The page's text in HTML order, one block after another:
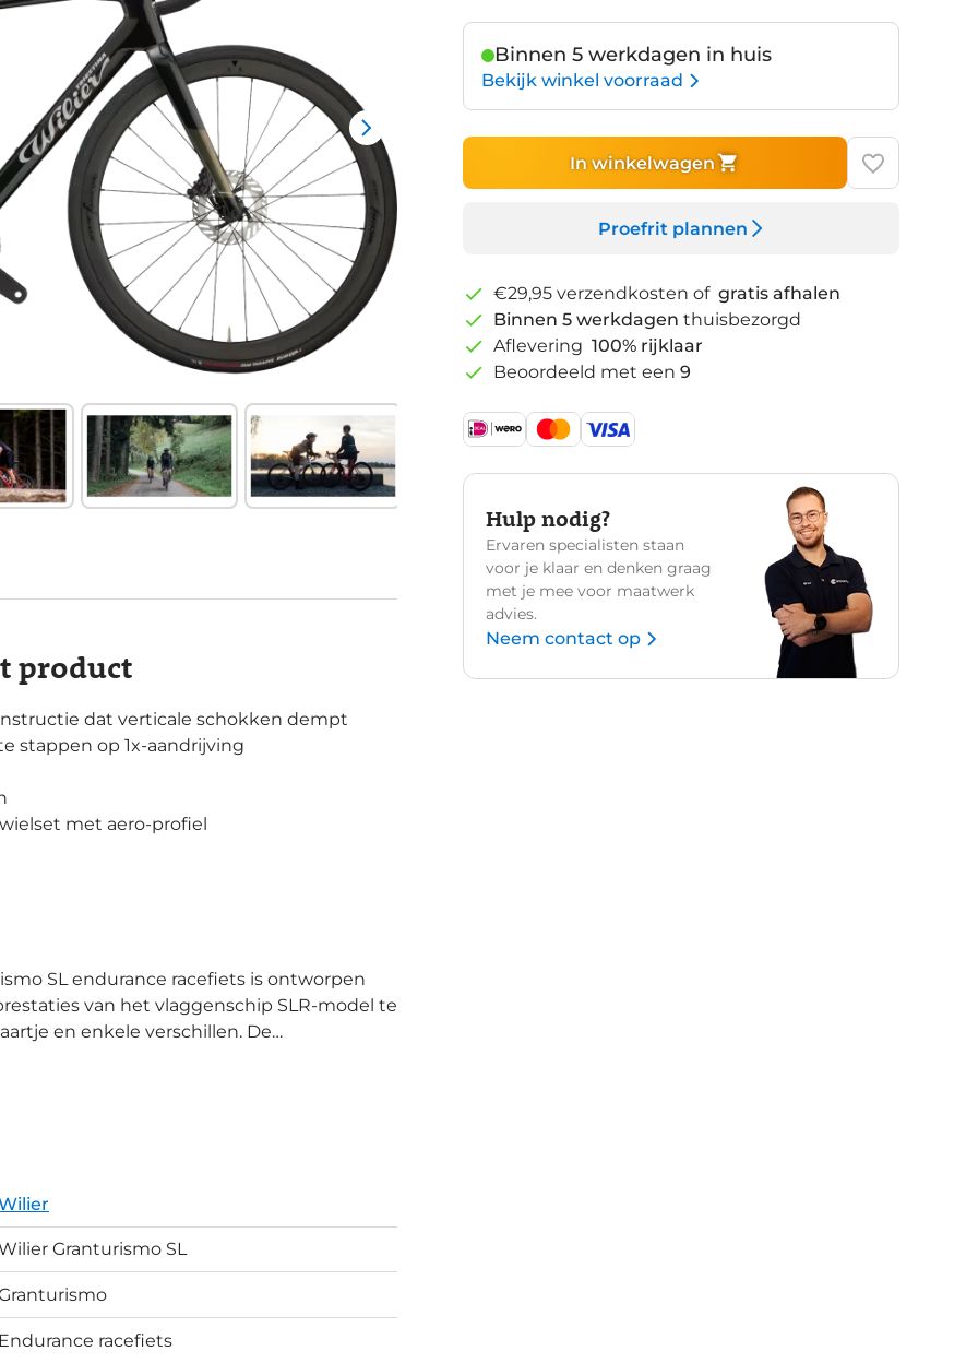
Binnen 5 werkdagen in huis
Bekijk winkel voorraad
In winkelwagen
Proefrit plannen
€29,95 verzendkosten of gratis afhalen
Binnen 5 werkdagen thuisbezorgd
Aflevering 100% rijklaar
Beoordeeld met een 9
Hulp nodig?
Ervaren specialisten staan
voor je klaar en denken graag
met je mee voor maatwerk
advies.
Neem contact op
product
dat verticale schokken dempt
stappen op 1x-aandrijving
met aero-profiel
van het vlaggenschip SLR-model te
en enkele verschillen. De
af te leggen en verticale schokken te
je eenvoudig kan overstappen op een 1x-
aerodynamisch geoptimaliseerd en zijn
de details van dit model.
Granturismo SL
Endurance racefiets